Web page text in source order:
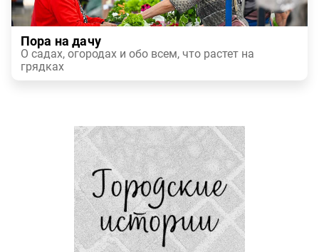
Пора на дачу
О садах, огородах и обо всем, что растет на
грядках